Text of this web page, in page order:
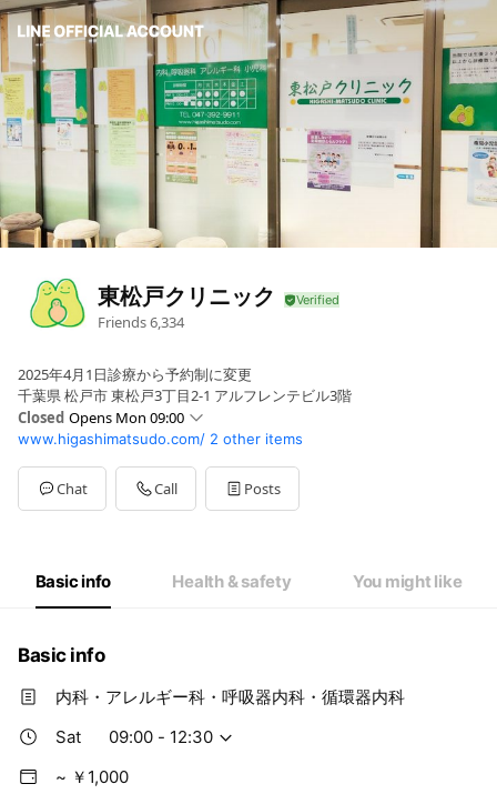
東松戸クリニック
Friends6,334
2025年4月1日診療から予約制に変更
千葉県 松戸市 東松戸3丁目2-1 アルフレンテビル3階
Closed Opens Mon 09:00
SunClosed
Mon09:00 - 13:00,15:00 - 18:30
Tue09:00 - 13:00,14:00 - 17:30
Wed09:00 - 13:00,15:00 - 18:30
09:00 - 12:30
www.higashimatsudo.com/ 2 other items
Chat Call Posts
Basic info Health & safety You might like
Basic info
内科・アレルギー科・呼吸器内科・循環器内科
Sat
09:00 - 12:30
~ ￥1,000